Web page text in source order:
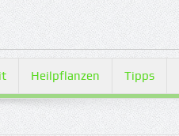
Heilpflanzen Tipps